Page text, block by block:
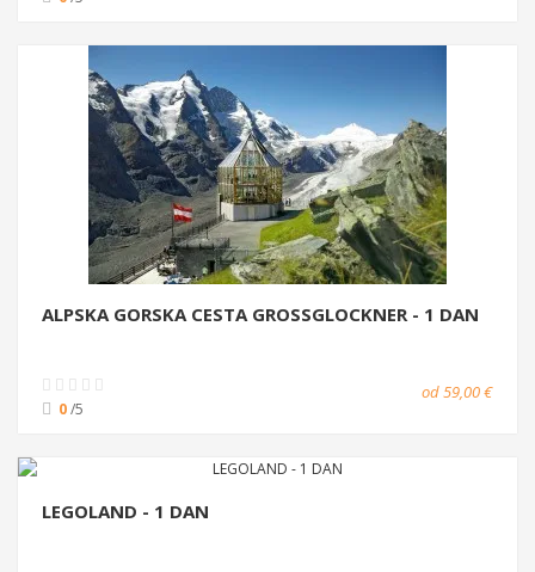
ALPSKA GORSKA CESTA GROSSGLOCKNER - 1 DAN
0/5
od 59,00 €
LEGOLAND - 1 DAN